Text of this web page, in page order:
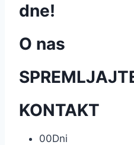
dne!
O nas
KONTAKT
00Dni